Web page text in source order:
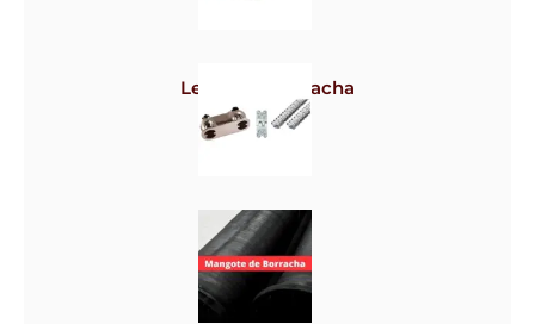
Lençol de borracha
Grampos